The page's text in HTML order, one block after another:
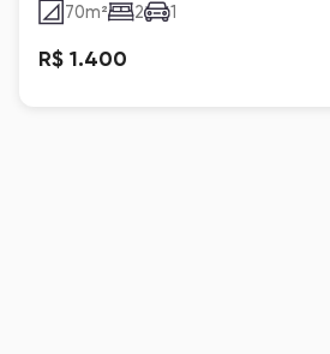
70m² 2 1
R$ 1.400